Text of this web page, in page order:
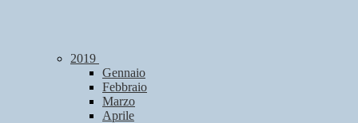
2019
Gennaio
Febbraio
Marzo
Aprile